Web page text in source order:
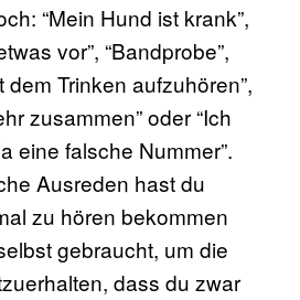
“Mein Hund ist krank”,
vor”, “Bandprobe”,
dem Trinken aufzuhören”,
zusammen” oder “Ich
eine falsche Nummer”.
Ausreden hast du
zu hören bekommen
gebraucht, um die
dass du zwar